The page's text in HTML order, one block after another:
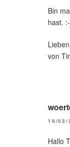
Bin
hast.
von
19/03/
Hallo